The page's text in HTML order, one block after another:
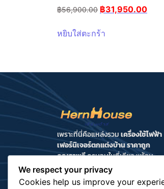
฿56,900.00 ฿31,950.00
หยิบใส่ตะกร้า
เพราะที่นี่คือแหล่งรวมเครื่องใช้ไฟฟ้า
เฟอร์นิเจอร์ตกแต่งบ้าน ราคาถูก
คุณภาพดีครบจบในที่เดียว พร้อม
บริการจัดส่งทั่วไทยและการดูแลหลัง
การขายแบบใส่ใจ HernHouse จึงเป็น
We respect your privacy
Cookies help us improve your